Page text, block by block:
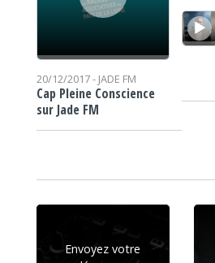
20/12/2017 - JADE FM
Cap Pleine Conscience
sur Jade FM
Envoyez votre